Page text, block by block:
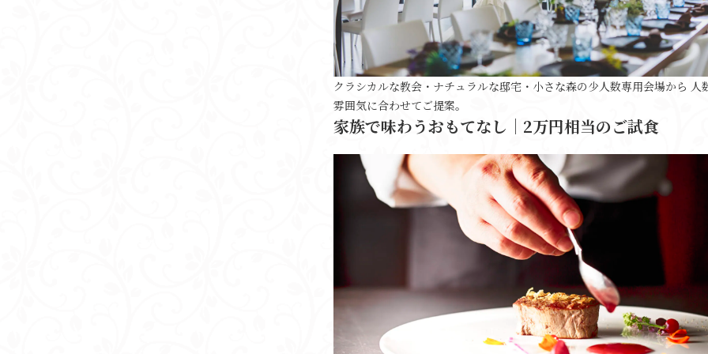
クラシカルな教会・ナチュラルな邸宅・小さな森の少人数専用会場から 人
雰囲気に合わせてご提案。
家族で味わうおもてなし｜2万円相当のご試食